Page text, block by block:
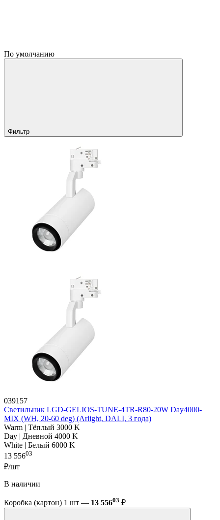
По умолчанию
Фильтр
039157
Светильник LGD-GELIOS-TUNE-4TR-R80-20W Day4000-
MIX (WH, 20-60 deg) (Arlight, DALI, 3 года)
Warm | Тёплый 3000 K
Day | Дневной 4000 K
White | Белый 6000 K
13 55603
₽/шт
В наличии
Коробка (картон) 1 шт — 13 55603 ₽